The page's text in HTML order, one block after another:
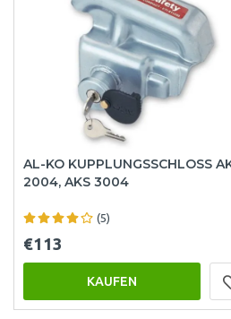
AL-KO KUPPLUNGSSCHLOSS
2004, AKS 3004
(5)
€113
KAUFEN